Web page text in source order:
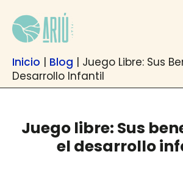
contenido
Inicio | Blog | Juego Libre: Sus
Desarrollo Infantil
Juego libre: Sus
el desarrollo